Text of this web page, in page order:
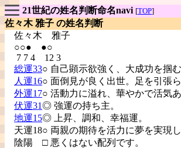
21世紀の姓名判断命名navi [TOP]
佐々木 雅子 の姓名判断
佐々木 雅子
○○● ●○
7 7 4 12 3
総運33○ 自己顕示欲強く、大成功を掴
人運16○ 面倒見が良く出世。足を引張
外運17○ 活動力に溢れ、華やかで活気
伏運31◎ 強運の持ち主。
地運15◎ 上昇、調和、幸福運。
天運18○ 両親の期待を活力に夢を実現し
陰陽 □ 悪くはない配列です。